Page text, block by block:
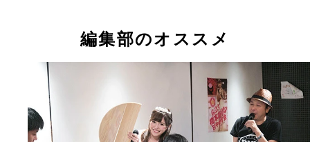
編集部のオススメ